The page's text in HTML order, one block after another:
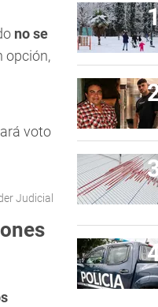
no se
opción,
Judicial